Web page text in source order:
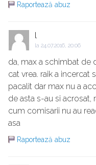
Raportează abuz
l
la 24.07.2016, 20:06
da, max a schimbat de
cat vrea. raik a incercat
pacalit dar max nu a
de asta s-au si acrosat,
cum comisarii nu au
asa
Raportează abuz